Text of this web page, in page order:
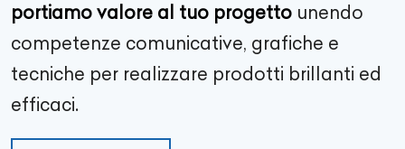
portiamo valore al tuo progetto unendo
competenze comunicative, grafiche e
tecniche per realizzare prodotti brillanti ed
efficaci.